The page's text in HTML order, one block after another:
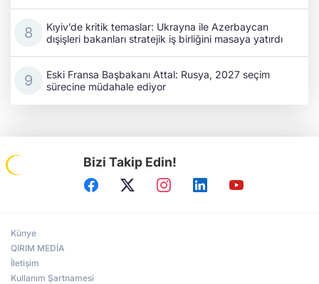
Kıyiv’de kritik temaslar: Ukrayna ile Azerbaycan
dışişleri bakanları stratejik iş birliğini masaya yatırdı
Eski Fransa Başbakanı Attal: Rusya, 2027 seçim
sürecine müdahale ediyor
Bizi Takip Edin!
Künye
QIRIM MEDİA
İletişim
Kullanım Şartnamesi